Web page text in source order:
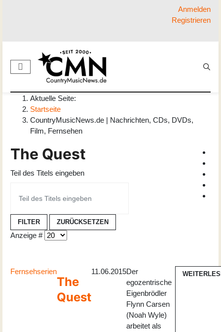
Anmelden
Registrieren
Aktuelle Seite:
Startseite
CountryMusicNews.de | Nachrichten, CDs, DVDs,
Film, Fernsehen
The Quest
Teil des Titels eingeben
FILTER ZURÜCKSETZEN
Anzeige #
Fernsehserien
The
Quest
11.06.2015Der
egozentrische
Eigenbrödler
Flynn Carsen
(Noah Wyle)
arbeitet als